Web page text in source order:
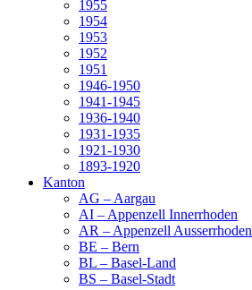
1955
1954
1953
1952
1951
1946-1950
1941-1945
1936-1940
1931-1935
1921-1930
1893-1920
Kanton
AG – Aargau
AI – Appenzell Innerrhoden
AR – Appenzell Ausserrhoden
BE – Bern
BL – Basel-Land
BS – Basel-Stadt